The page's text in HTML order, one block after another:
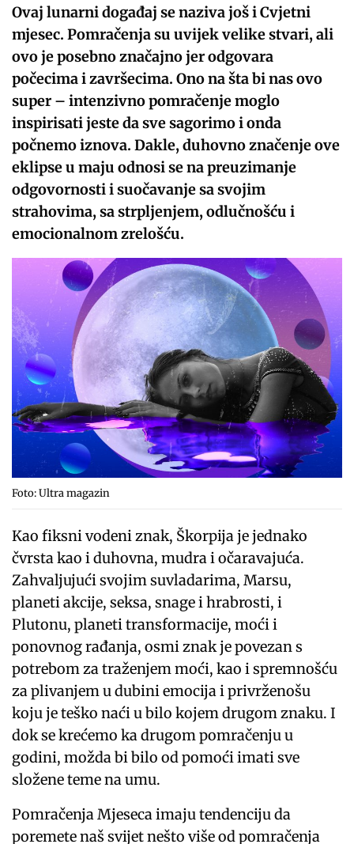
Ovaj lunarni događaj se naziva još i Cvjetni
mjesec. Pomračenja su uvijek velike stvari, ali
ovo je posebno značajno jer odgovara
počecima i završecima. Ono na šta bi nas ovo
super – intenzivno pomračenje moglo
inspirisati jeste da sve sagorimo i onda
počnemo iznova. Dakle, duhovno značenje ove
eklipse u maju odnosi se na preuzimanje
odgovornosti i suočavanje sa svojim
strahovima, sa strpljenjem, odlučnošću i
emocionalnom zrelošću.
Foto: Ultra magazin
Kao fiksni vodeni znak, Škorpija je jednako
čvrsta kao i duhovna, mudra i očaravajuća.
Zahvaljujući svojim suvladarima, Marsu,
planeti akcije, seksa, snage i hrabrosti, i
Plutonu, planeti transformacije, moći i
ponovnog rađanja, osmi znak je povezan s
potrebom za traženjem moći, kao i spremnošću
za plivanjem u dubini emocija i privrženošu
koju je teško naći u bilo kojem drugom znaku. I
dok se krećemo ka drugom pomračenju u
godini, možda bi bilo od pomoći imati sve
složene teme na umu.
Pomračenja Mjeseca imaju tendenciju da
poremete naš svijet nešto više od pomračenja